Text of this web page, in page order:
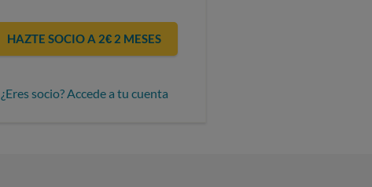
HAZTE SOCIO A 2€ 2 MESES
¿Eres socio? Accede a tu cuenta